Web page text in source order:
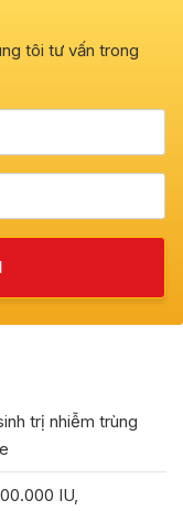
tôi tư vấn trong
trị nhiễm trùng
IU,